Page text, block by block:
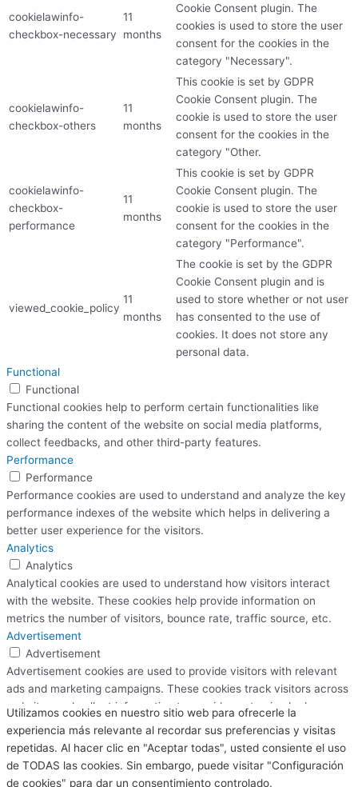
Utilizamos cookies en nuestro sitio web para ofrecerle la
experiencia más relevante al recordar sus preferencias y visitas
repetidas. Al hacer clic en "Aceptar todas", usted consiente el uso
de TODAS las cookies. Sin embargo, puede visitar "Configuración
de cookies" para dar un consentimiento controlado.
cookielawinfo-
checkbox-necessary
11
months
Cookie Consent plugin. The
cookies is used to store the user
consent for the cookies in the
category "Necessary".
cookielawinfo-
checkbox-others
11
months
This cookie is set by GDPR
Cookie Consent plugin. The
cookie is used to store the user
consent for the cookies in the
category "Other.
cookielawinfo-
checkbox-
performance
11
months
This cookie is set by GDPR
Cookie Consent plugin. The
cookie is used to store the user
consent for the cookies in the
category "Performance".
viewed_cookie_policy
11
months
The cookie is set by the GDPR
Cookie Consent plugin and is
used to store whether or not user
has consented to the use of
cookies. It does not store any
personal data.
Functional
Functional
Functional cookies help to perform certain functionalities like
sharing the content of the website on social media platforms,
collect feedbacks, and other third-party features.
Performance
Performance
Performance cookies are used to understand and analyze the key
performance indexes of the website which helps in delivering a
better user experience for the visitors.
Analytics
Analytics
Analytical cookies are used to understand how visitors interact
with the website. These cookies help provide information on
metrics the number of visitors, bounce rate, traffic source, etc.
Advertisement
Advertisement
Advertisement cookies are used to provide visitors with relevant
ads and marketing campaigns. These cookies track visitors across
websites and collect information to provide customized ads.
Others
Others
Other uncategorized cookies are those that are being analyzed
and have not been classified into a category as yet.